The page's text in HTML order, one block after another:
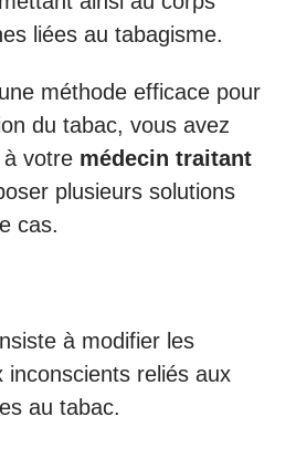
liées au tabagisme.
méthode efficace pour
du tabac, vous avez
à votre médecin traitant
plusieurs solutions
cas.
à modifier les
inconscients reliés aux
au tabac.